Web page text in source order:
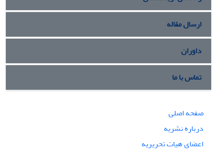
ارسال مقاله
داوران
تماس با ما
صفحه اصلی
درباره نشریه
اعضای هیات تحریریه